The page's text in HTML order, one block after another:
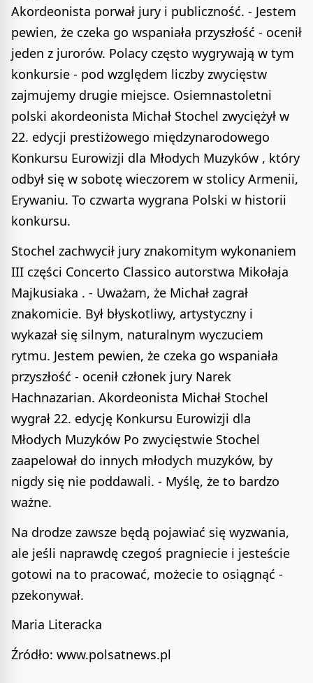
Akordeonista porwał jury i publiczność. - Jestem
pewien, że czeka go wspaniała przyszłość - ocenił
jeden z jurorów. Polacy często wygrywają w tym
konkursie - pod względem liczby zwycięstw
zajmujemy drugie miejsce. Osiemnastoletni
polski akordeonista Michał Stochel zwyciężył w
22. edycji prestiżowego międzynarodowego
Konkursu Eurowizji dla Młodych Muzyków , który
odbył się w sobotę wieczorem w stolicy Armenii,
Erywaniu. To czwarta wygrana Polski w historii
konkursu.
Stochel zachwycił jury znakomitym wykonaniem
III części Concerto Classico autorstwa Mikołaja
Majkusiaka . - Uważam, że Michał zagrał
znakomicie. Był błyskotliwy, artystyczny i
wykazał się silnym, naturalnym wyczuciem
rytmu. Jestem pewien, że czeka go wspaniała
przyszłość - ocenił członek jury Narek
Hachnazarian. Akordeonista Michał Stochel
wygrał 22. edycję Konkursu Eurowizji dla
Młodych Muzyków Po zwycięstwie Stochel
zaapelował do innych młodych muzyków, by
nigdy się nie poddawali. - Myślę, że to bardzo
ważne.
Na drodze zawsze będą pojawiać się wyzwania,
ale jeśli naprawdę czegoś pragniecie i jesteście
gotowi na to pracować, możecie to osiągnąć -
pzekonywał.
Maria Literacka
Źródło: www.polsatnews.pl